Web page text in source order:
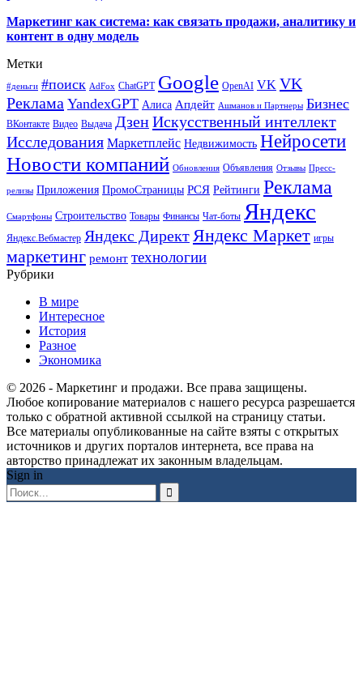
Маркетинг как система: как связать продажи, аналитику и
контент в одну модель
Метки
#деньги #поиск AdFox ChatGPT Google OpenAI VK VK
Реклама YandexGPT Алиса Апдейт Ашманов и Партнеры Бизнес
ВКонтакте Видео Выдача ДзенИскусственный интеллект
Исследования Маркетплейс Недвижимость Нейросети
Новости компаний Обновления Объявления Отзывы Пресс-
релизы Приложения ПромоСтраницы РСЯ Рейтинги Реклама
Смартфоны Строительство Товары Финансы Чат-боты Яндекс
Яндекс.Вебмастер Яндекс Директ Яндекс Маркет игры
маркетинг ремонт технологии
Рубрики
В мире
Интересное
История
Разное
Экономика
© 2026 - Маркетинг и продажи. Все права защищены.
Любое копирование материалов с нашего ресурса разрешается
только с обратной активной ссылкой на страницу статьи.
Все материалы опубликованные на сайте взяты с открытых
источников и других порталов интернета, все права на
авторство принадлежат их законным владельцам.
Sign in